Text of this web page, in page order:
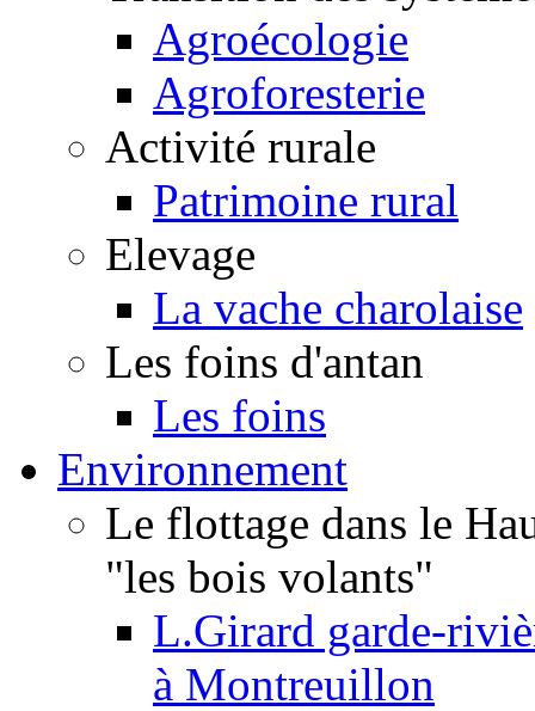
Agroécologie
Agroforesterie
Activité rurale
Patrimoine rural
Elevage
La vache charolaise
Les foins d'antan
Les foins
Environnement
Le flottage dans le
"les bois volants"
L.Girard garde-
à Montreuillon